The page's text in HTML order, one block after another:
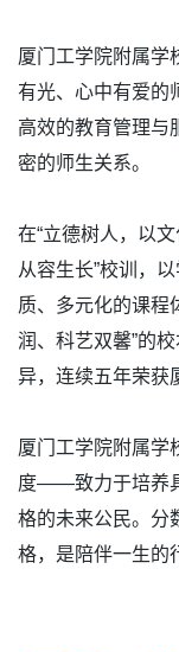
厦门工学院附属学
有光、心中有爱的
高效的教育管理与
密的师生关系。
在“立德树人，以
从容生长”校训，
质、多元化的课程
润、科艺双馨”的
异，连续五年荣获
厦门工学院附属学
度——致力于培养
格的未来公民。分
格，是陪伴一生的